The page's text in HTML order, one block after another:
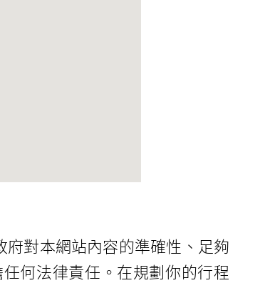
對本網站內容的準確性、足夠
何法律責任。在規劃你的行程